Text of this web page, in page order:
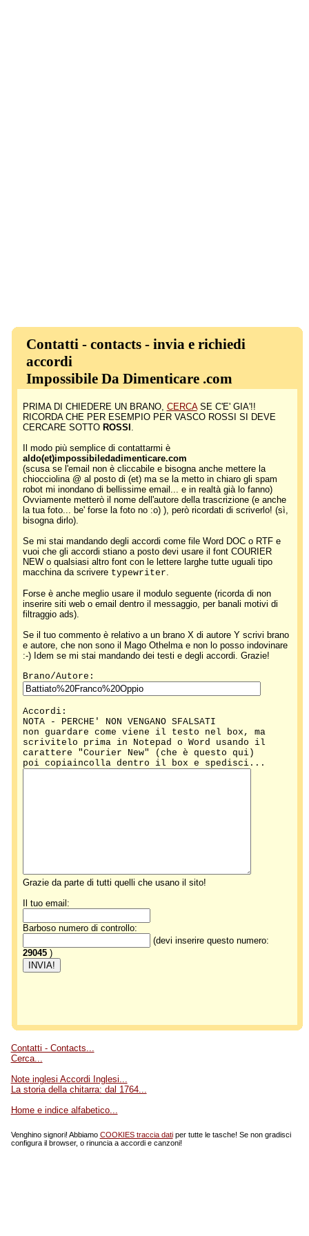
Contatti - contacts - invia e richiedi
accordi
Impossibile Da Dimenticare .com
PRIMA DI CHIEDERE UN BRANO, CERCASE C'E' GIA'!!
RICORDA CHE PER ESEMPIO PER VASCO ROSSI SI DEVE
CERCARE SOTTO ROSSI .
Il modo più semplice di contattarmi è
aldo(et)impossibiledadimenticare.com
(scusa se l'email non è cliccabile e bisogna anche mettere la
chiocciolina @ al posto di (et) ma se la metto in chiaro gli spam
robot mi inondano di bellissime email... e in realtà già lo fanno)
Ovviamente metterò il nome dell'autore della trascrizione (e anche
la tua foto... be' forse la foto no :o) ), però ricordati di scriverlo! (sì,
bisogna dirlo).
Se mi stai mandando degli accordi come file Word DOC o RTF e
vuoi che gli accordi stiano a posto devi usare il font COURIER
NEW o qualsiasi altro font con le lettere larghe tutte uguali tipo
macchina da scrivere typewriter.
Forse è anche meglio usare il modulo seguente (ricorda di non
inserire siti web o email dentro il messaggio, per banali motivi di
filtraggio ads).
Se il tuo commento è relativo a un brano X di autore Y scrivi brano
e autore, che non sono il Mago Othelma e non lo posso indovinare
:-) Idem se mi stai mandando dei testi e degli accordi. Grazie!
Brano/Autore:
Accordi:
NOTA - PERCHE' NON VENGANO SFALSATI
non guardare come viene il testo nel box, ma
scrivitelo prima in Notepad o Word usando il
carattere "Courier New" (che è questo qui)
poi copiaincolla dentro il box e spedisci...
Grazie da parte di tutti quelli che usano il sito!
Il tuo email:
Barboso numero di controllo:
(devi inserire questo numero:
29045 )
Contatti - Contacts...
Cerca...
Note inglesi Accordi Inglesi...
La storia della chitarra: dal 1764...
Home e indice alfabetico...
Venghino signori! Abbiamo COOKIES traccia datiper tutte le tasche! Se non gradisci
configura il browser, o rinuncia a accordi e canzoni!